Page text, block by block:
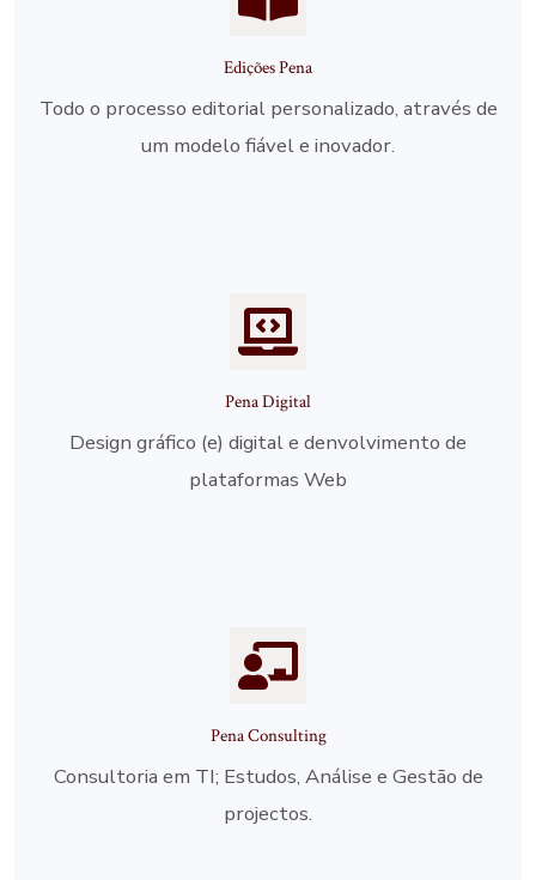
Edições Pena
Todo o processo editorial personalizado, através de
um modelo fiável e inovador.
Pena Digital
Design gráfico (e) digital e denvolvimento de
plataformas Web
Pena Consulting
Consultoria em TI; Estudos, Análise e Gestão de
projectos.